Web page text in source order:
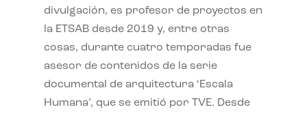
divulgación, es profesor de proyectos en
la ETSAB desde 2019 y, entre otras
cosas, durante cuatro temporadas fue
asesor de contenidos de la serie
documental de arquitectura ‘Escala
Humana’, que se emitió por TVE. Desde